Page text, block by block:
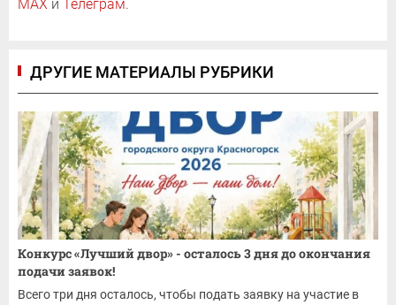
MAX и Телеграм.
ДРУГИЕ МАТЕРИАЛЫ РУБРИКИ
Конкурс «Лучший двор» - осталось 3 дня до окончания
подачи заявок!
Всего три дня осталось, чтобы подать заявку на участие в